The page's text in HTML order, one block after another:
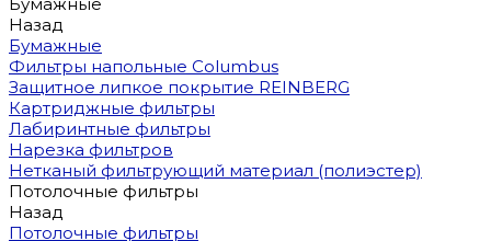
Назад
Бумажные
Фильтры напольные Columbus
Защитное липкое покрытие REINBERG
Картриджные фильтры
Лабиринтные фильтры
Нарезка фильтров
Нетканый фильтрующий материал (полиэстер)
Потолочные фильтры
Назад
Потолочные фильтры